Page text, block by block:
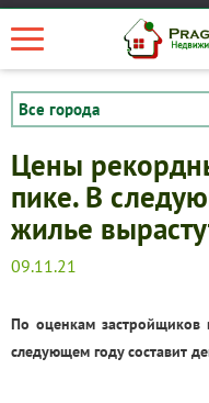
Цены
пике. В
жилье
09.11.21
​По оценкам застройщиков
следующем году составит